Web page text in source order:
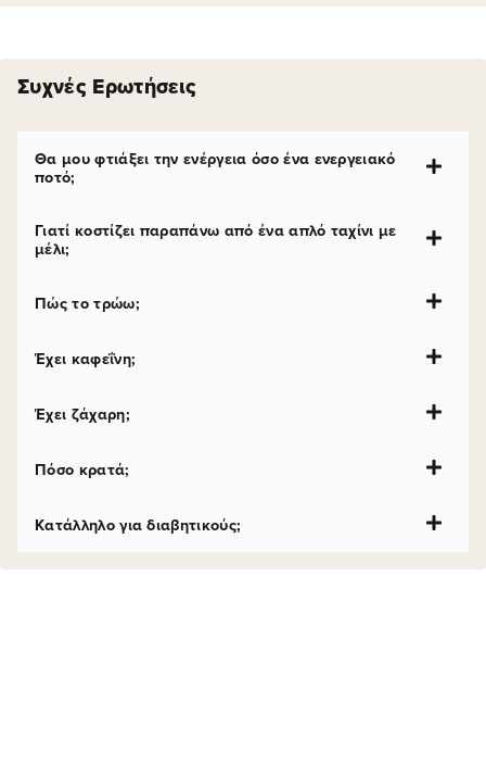
Συχνές Ερωτήσεις
Θα μου φτιάξει την ενέργεια όσο ένα ενεργειακό
ποτό;
Γιατί κοστίζει παραπάνω από ένα απλό ταχίνι με
μέλι;
Πώς το τρώω;
Έχει καφεΐνη;
Έχει ζάχαρη;
Πόσο κρατά;
Κατάλληλο για διαβητικούς;